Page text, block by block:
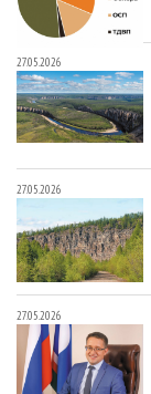
27.05.2026
27.05.2026
27.05.2026